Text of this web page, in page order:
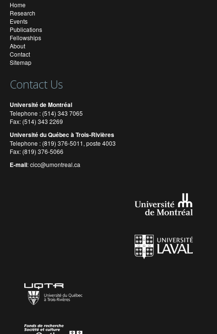
Home
Research
Events
Publications
Fellowships
About
Contact
Sitemap
Contact Us
Université de Montréal
Telephone : (514) 343 7065
Fax: (514) 343 2269
Université du Québec à Trois-Rivières
Telephone : (819) 376-5011, poste 4003
Fax: (819) 376-5066
E-mail:cicc@umontreal.ca